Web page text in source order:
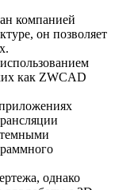
компанией
он позволяет
как ZWCAD
однако